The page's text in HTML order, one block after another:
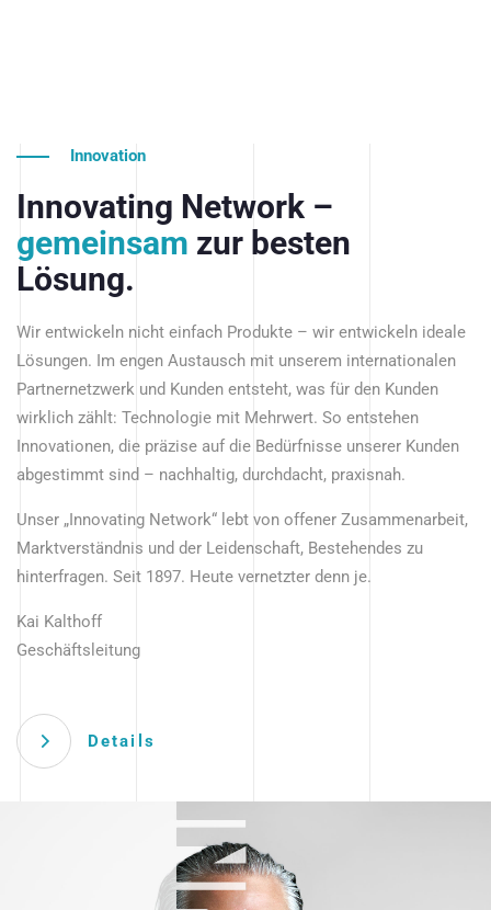
Innovation
Innovating Network –
gemeinsam zur besten
Lösung.
Wir entwickeln nicht einfach Produkte – wir entwickeln ideale
Lösungen. Im engen Austausch mit unserem internationalen
Partnernetzwerk und Kunden entsteht, was für den Kunden
wirklich zählt: Technologie mit Mehrwert. So entstehen
Innovationen, die präzise auf die Bedürfnisse unserer Kunden
abgestimmt sind – nachhaltig, durchdacht, praxisnah.
Unser „Innovating Network“ lebt von offener Zusammenarbeit,
Marktverständnis und der Leidenschaft, Bestehendes zu
hinterfragen. Seit 1897. Heute vernetzter denn je.
Kai Kalthoff
Geschäftsleitung
Details